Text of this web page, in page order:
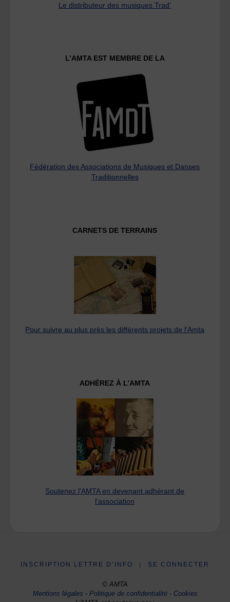
Le distributeur des musiques Trad'
L’AMTA EST MEMBRE DE LA
Fédération des Associations de Musiques et Danses
Traditionnelles
CARNETS DE TERRAINS
Pour suivre au plus près les différents projets de l’Amta
ADHÉREZ À L’AMTA
Soutenez l'AMTA en devenant adhérant de
l'association
INSCRIPTION LETTRE D’INFO SE CONNECTER
© AMTA
Mentions légales -Politique de confidentialité- Cookies